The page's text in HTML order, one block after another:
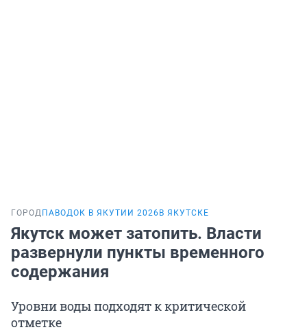
ГОРОД ПАВОДОК В ЯКУТИИ 2026 В ЯКУТСКЕ
Якутск может затопить. Власти
развернули пункты временного
содержания
Уровни воды подходят к критической
отметке